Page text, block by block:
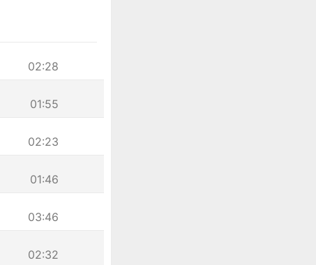
02:28
01:55
02:23
01:46
03:46
02:32